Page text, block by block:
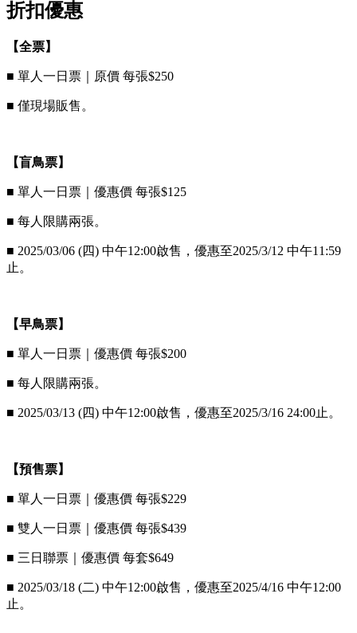
折扣優惠
【全票】
■ 單人一日票｜原價 每張$250
■ 僅現場販售。
【盲鳥票】
■ 單人一日票｜優惠價 每張$125
■ 每人限購兩張。
■ 2025/03/06 (四) 中午12:00啟售，優惠至2025/3/12 中午11:59
止。
【早鳥票】
■ 單人一日票｜優惠價 每張$200
■ 每人限購兩張。
■ 2025/03/13 (四) 中午12:00啟售，優惠至2025/3/16 24:00止。
【預售票】
■ 單人一日票｜優惠價 每張$229
■ 雙人一日票｜優惠價 每張$439
■ 三日聯票｜優惠價 每套$649
■ 2025/03/18 (二) 中午12:00啟售，優惠至2025/4/16 中午12:00
止。